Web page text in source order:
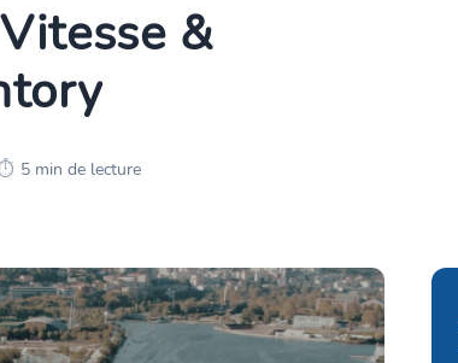
&
5 min de lecture